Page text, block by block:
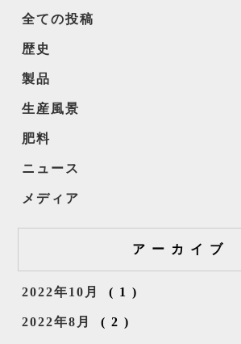
全ての投稿
歴史
製品
生産風景
肥料
ニュース
メディア
アーカイブ
2022年10月 (1)
2022年8月 (2)